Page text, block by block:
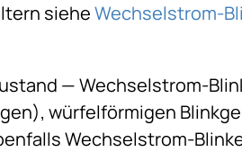
sieheWechselstrom-
— Wechselstrom-
würfelförmigen
Wechselstrom-